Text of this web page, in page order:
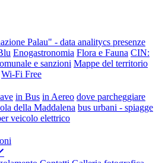
Palau" - data analitycs presenze
Enogastronomia Flora e Fauna CIN:
e sanzioni Mappe del territorio
Wi-Fi Free
in Bus in Aereo dove parcheggiare
della Maddalena bus urbani - spiagge
veicolo elettrico